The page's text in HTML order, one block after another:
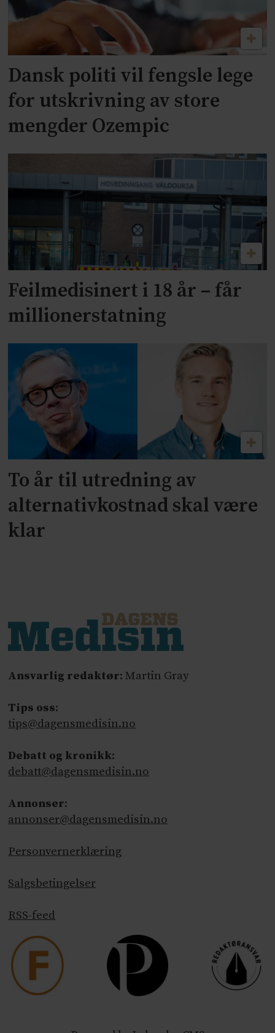
Dansk politi vil fengsle lege
for utskrivning av store
mengder Ozempic
Feilmedisinert i 18 år – får
millionerstatning
To år til utredning av
alternativkostnad skal være
klar
Ansvarlig redaktør: Martin Gray
Tips oss:
tips@dagensmedisin.no
Debatt og kronikk:
debatt@dagensmedisin.no
Annonser:
annonser@dagensmedisin.no
Personvernerklæring
Salgsbetingelser
RSS-feed